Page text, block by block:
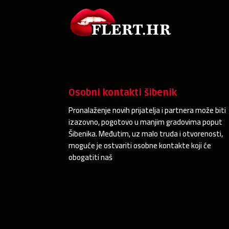
Osobni kontakti šibenik
Pronalaženje novih prijatelja i partnera može biti
izazovno, pogotovo u manjim gradovima poput
Šibenika. Međutim, uz malo truda i otvorenosti,
moguće je ostvariti osobne kontakte koji će
obogatiti naš